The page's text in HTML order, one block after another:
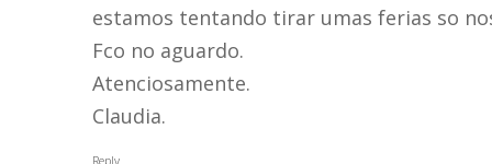
estamos tentando tirar umas ferias so
Fco no aguardo.
Atenciosamente.
Claudia.
Reply